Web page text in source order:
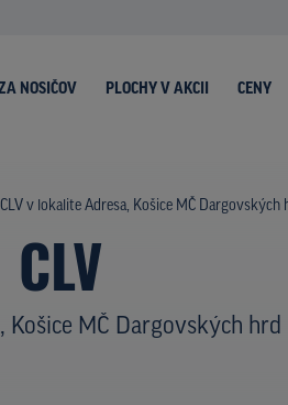
NOSIČOV PLOCHY V AKCII CENY
CLV v lokalite Adresa, Košice MČ Dargovských
CLV
Košice MČ Dargovských hrd